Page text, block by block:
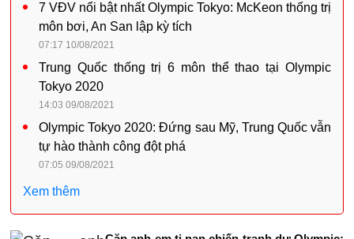
7 VĐV nổi bật nhất Olympic Tokyo: McKeon thống trị
môn bơi, An San lập kỳ tích
07:17 10/08/2021
Trung Quốc thống trị 6 môn thể thao tại Olympic
Tokyo 2020
14:03 09/08/2021
Olympic Tokyo 2020: Đứng sau Mỹ, Trung Quốc vẫn
tự hào thành công đột phá
07:05 09/08/2021
Xem thêm